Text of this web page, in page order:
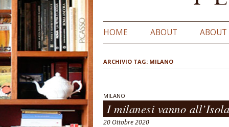
HOME ABOUT ABOUT
ARCHIVIO TAG: MILANO
MILANO
I milanesi vanno
20 Ottobre 2020